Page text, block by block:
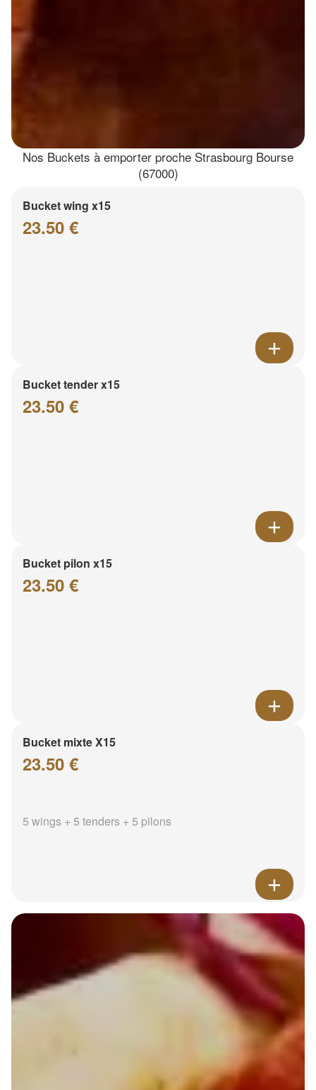
Nos Buckets à emporter proche Strasbourg Bourse
(67000)
Bucket wing x15
23.50 €
Bucket tender x15
23.50 €
Bucket pilon x15
23.50 €
Bucket mixte X15
23.50 €
5 wings + 5 tenders + 5 pilons